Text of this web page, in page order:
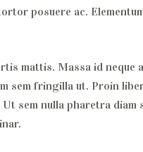
posuere ac.
mattis. Massa id neque
sem fringilla ut. Proin
sem nulla pharetra diam